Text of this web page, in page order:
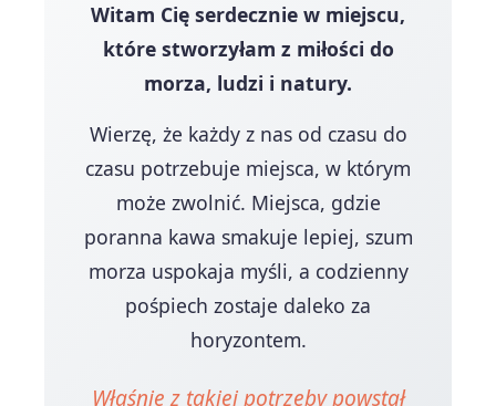
Witam Cię serdecznie w miejscu,
które stworzyłam z miłości do
morza, ludzi i natury.
Wierzę, że każdy z nas od czasu do
czasu potrzebuje miejsca, w którym
może zwolnić. Miejsca, gdzie
poranna kawa smakuje lepiej, szum
morza uspokaja myśli, a codzienny
pośpiech zostaje daleko za
horyzontem.
Właśnie z takiej potrzeby powstał